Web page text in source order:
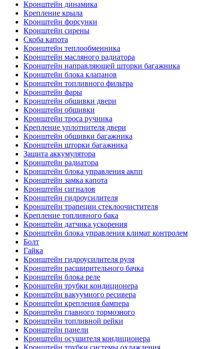
Кронштейн динамика
Крепление крыла
Кронштейн форсунки
Кронштейн сирены
Скоба капота
Кронштейн теплообменника
Кронштейн масляного радиатора
Кронштейн направляющей шторки багажника
Кронштейн блока клапанов
Кронштейн топливного фильтра
Кронштейн фары
Кронштейн обшивки двери
Кронштейн обшивки
Кронштейн троса ручника
Крепление уплотнителя двери
Кронштейн обшивки багажника
Кронштейн шторки багажника
Защита аккумулятора
Кронштейн радиатора
Кронштейн блока управления акпп
Кронштейн замка капота
Кронштейн сигналов
Кронштейн гидроусилителя
Кронштейн трапеции стеклоочистителя
Крепление топливного бака
Кронштейн датчика ускорения
Кронштейн блока управления климат контролем
Болт
Гайка
Кронштейн гидроусилителя руля
Кронштейн расширительного бачка
Кронштейн блока реле
Кронштейн трубки кондиционера
Кронштейн вакуумного ресивера
Кронштейн крепления бампера
Кронштейн главного тормозного
Кронштейн топливной рейки
Кронштейн панели
Кронштейн осушителя кондиционера
Кронштейн трубки системы охлаждения